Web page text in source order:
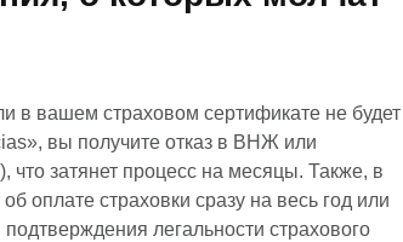
в вашем страховом сертификате не будет
вы получите отказ в ВНЖ или
что затянет процесс на месяцы. Также, в
оплате страховки сразу на весь год или
легальности страхового